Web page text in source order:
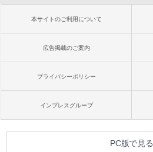
本サイトのご利用について
広告掲載のご案内
プライバシーポリシー
インプレスグループ
PC版で見る